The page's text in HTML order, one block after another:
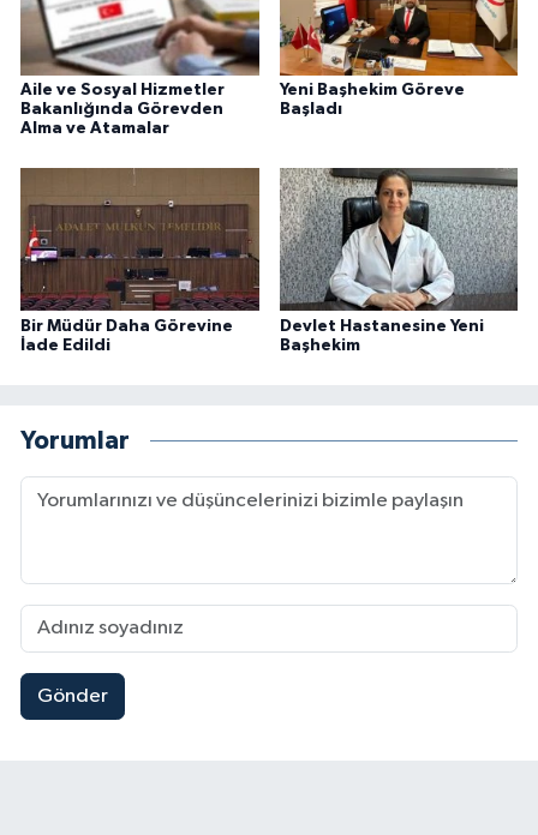
Aile ve Sosyal Hizmetler
Bakanlığında Görevden
Alma ve Atamalar
Yeni Başhekim Göreve
Başladı
Bir Müdür Daha Görevine
İade Edildi
Devlet Hastanesine Yeni
Başhekim
Yorumlar
Gönder